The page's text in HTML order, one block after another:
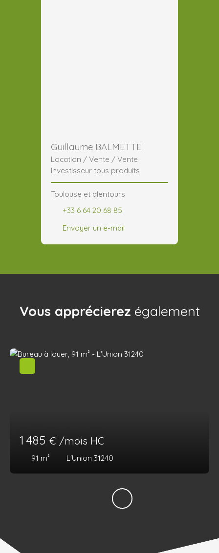
Guillaume BALMETTE
Location / Vente / Vente
Investisseur tous produits
Toulouse et alentours
+33 6 64 20 68 85
Envoyer un e-mail
Vous apprécierez également
1 485 € /mois HC
91 m² L'Union 31240